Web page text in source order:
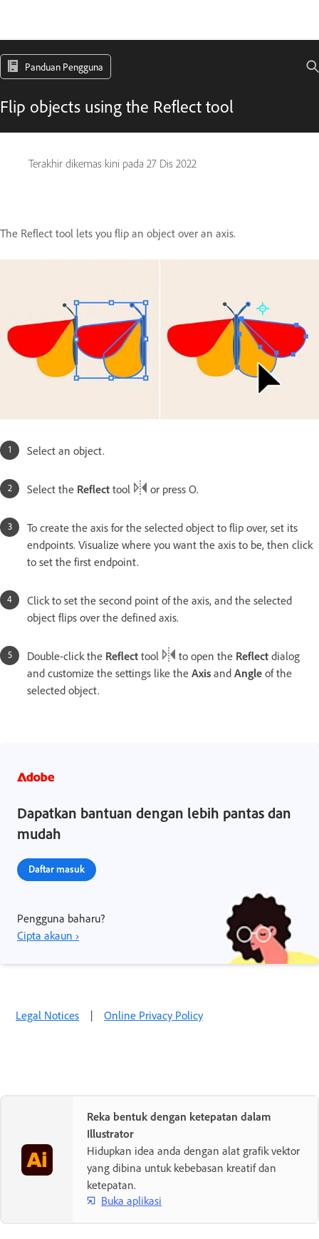
Panduan Pengguna
Flip objects using the Reflect tool
Terakhir dikemas kini pada 27 Dis 2022
The Reflect tool lets you flip an object over an axis.
Select an object.
Select the Reflect tool or press O.
To create the axis for the selected object to flip over, set its
endpoints. Visualize where you want the axis to be, then click
to set the first endpoint.
Click to set the second point of the axis, and the selected
object flips over the defined axis.
Double-click the Reflect tool to open the Reflect dialog
and customize the settings like the Axis and Angle of the
selected object.
Dapatkan bantuan dengan lebih pantas dan
mudah
Daftar masuk
Pengguna baharu?
Cipta akaun ›
Legal Notices | Online Privacy Policy
Reka bentuk dengan ketepatan dalam
Illustrator
Hidupkan idea anda dengan alat grafik vektor
yang dibina untuk kebebasan kreatif dan
ketepatan.
Buka aplikasi